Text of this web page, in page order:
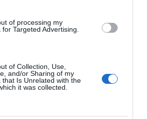
of processing my
Targeted Advertising.
of Collection, Use,
and/or Sharing of my
that Is Unrelated with the
it was collected.
alle:18:39:10
gli pseudo ciclisti campioni del mondo
costose che pensano di essere dei